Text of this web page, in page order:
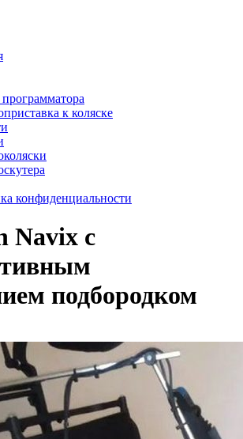
к коляске
конфиденциальности
Navix с
подбородком